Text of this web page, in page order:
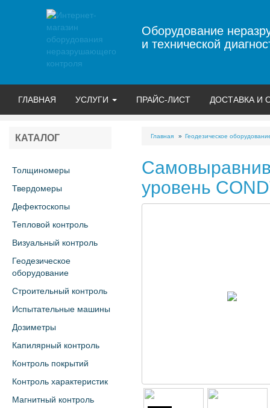
Оборудование
и технической
ГЛАВНАЯ УСЛУГИ ПРАЙС-ЛИСТ ДОСТАВКА И
КАТАЛОГ
Толщиномеры
Твердомеры
Дефектоскопы
Тепловой контроль
Визуальный контроль
Геодезическое
оборудование
Строительный контроль
Испытательные машины
Дозиметры
Капилярный контроль
Контроль покрытий
Контроль характеристик
Магнитный контроль
Главная Геодезическое
уровень